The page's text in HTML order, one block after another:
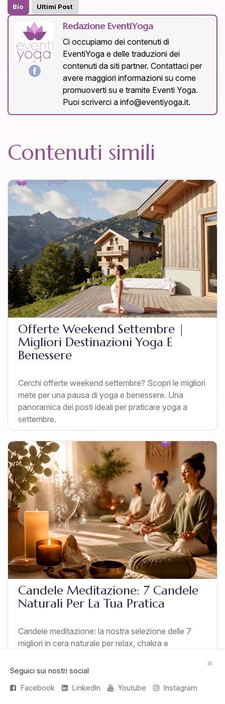
Bio Ultimi Post
Redazione EventiYoga
Ci occupiamo dei contenuti di
EventiYoga e delle traduzioni dei
contenuti da siti partner. Contattaci per
avere maggiori informazioni su come
promuoverti su e tramite Eventi Yoga.
Puoi scriverci a info@eventiyoga.it.
Contenuti simili
Offerte Weekend Settembre |
Migliori Destinazioni Yoga E
Benessere
Cerchi offerte weekend settembre? Scopri le migliori
mete per una pausa di yoga e benessere. Una
panoramica dei posti ideali per praticare yoga a
settembre.
Candele Meditazione: 7 Candele
Naturali Per La Tua Pratica
Candele meditazione: la nostra selezione delle 7
migliori in cera naturale per relax, chakra e
tua pratica.
Seguici sui nostri social
Facebook
LinkedIn Youtube Instagram